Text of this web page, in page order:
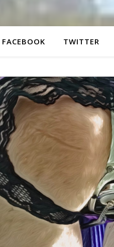
FACEBOOK TWITTER